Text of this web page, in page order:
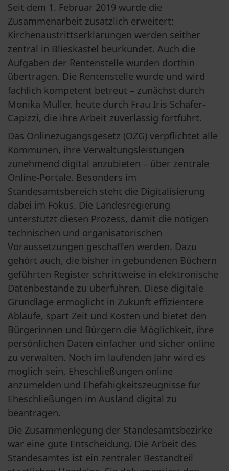
Seit dem 1. Februar 2019 wurde die
Zusammenarbeit zusätzlich erweitert:
Kirchenaustrittserklärungen werden seither
zentral in Blieskastel beurkundet. Auch die
Aufgaben der Rentenstelle wurden dorthin
übertragen. Die Rentenstelle wurde und wird
fachlich kompetent betreut – zunächst durch
Monika Müller, heute durch Frau Iris Schäfer-
Capizzi, die ihre Arbeit zuverlässig fortführt.
Das Onlinezugangsgesetz (OZG) verpflichtet alle
Kommunen, ihre Verwaltungsleistungen
zunehmend digital anzubieten – über zentrale
Online-Portale. Besonders im
Standesamtsbereich steht die Digitalisierung
dabei im Fokus. Die Landesregierung
unterstützt diesen Prozess, damit die nötigen
technischen und organisatorischen
Voraussetzungen geschaffen werden. Dazu
gehört auch, die bisher in gebundenen Büchern
geführten Register schrittweise in elektronische
Datenbestände zu überführen. Diese digitale
Grundlage ermöglicht in Zukunft effizientere
Abläufe, spart Zeit und Kosten und bietet den
Bürgerinnen und Bürgern die Möglichkeit, ihre
persönlichen Daten einfacher und sicher online
zu verwalten. Noch im laufenden Jahr wird es
möglich sein, Eheschließungen online
anzumelden und Ehefähigkeitszeugnisse für
Eheschließungen im Ausland digital zu
beantragen.
Die Zusammenlegung der Standesamtsbezirke
war eine gute Entscheidung. Die Arbeit des
Standesamtes ist ein zentraler Bestandteil